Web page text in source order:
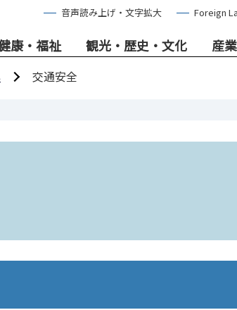
音声読み上げ・文字拡大 Foreign
康・福祉 観光・歴史・文化 産
交通安全